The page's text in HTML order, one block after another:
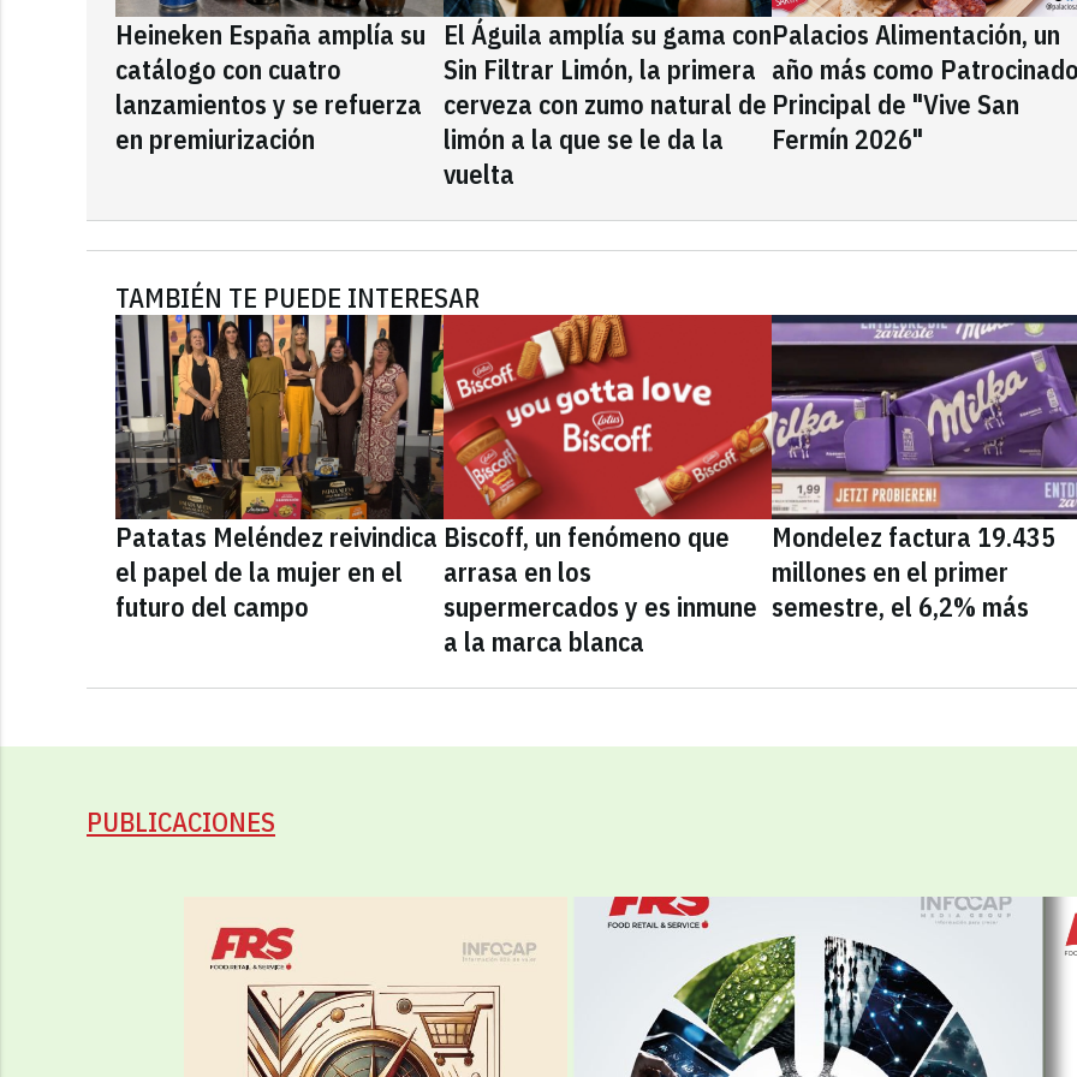
Heineken España amplía su
catálogo con cuatro
lanzamientos y se refuerza
en premiurización
El Águila amplía su gama con
Sin Filtrar Limón, la primera
cerveza con zumo natural de
limón a la que se le da la
vuelta
Palacios Alimentación, un
año más como
Principal de "Vive San
Fermín 2026"
TAMBIÉN TE PUEDE INTERESAR
Patatas Meléndez reivindica
el papel de la mujer en el
futuro del campo
Biscoff, un fenómeno que
arrasa en los
supermercados y es inmune
a la marca blanca
Mondelez factura 19.435
millones en el primer
semestre, el 6,2% más
PUBLICACIONES